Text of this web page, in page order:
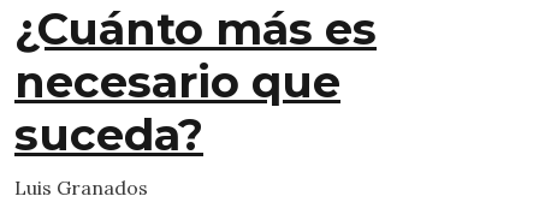
¿Cuánto más es
necesario que
suceda?
Luis Granados